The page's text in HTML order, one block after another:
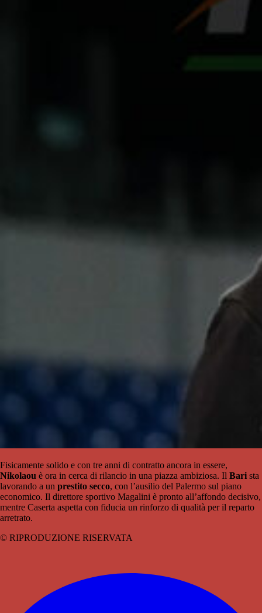
Fisicamente solido e con tre anni di contratto ancora in essere,
Nikolaou è ora in cerca di rilancio in una piazza ambiziosa. Il Bari sta
lavorando a un prestito secco, con l’ausilio del Palermo sul piano
economico. Il direttore sportivo Magalini è pronto all’affondo decisivo,
mentre Caserta aspetta con fiducia un rinforzo di qualità per il reparto
arretrato.
© RIPRODUZIONE RISERVATA